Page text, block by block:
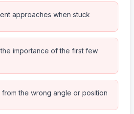
approaches when stuck
importance of the first few
the wrong angle or position